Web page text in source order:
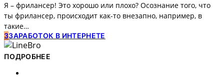
Я – фрилансер! Это хорошо или плохо? Осознание того, что
ты фрилансер, происходит как-то внезапно, например, в
такие…
ЗЗАРАБОТОК В ИНТЕРНЕТЕ
ПОДРОБНЕЕ